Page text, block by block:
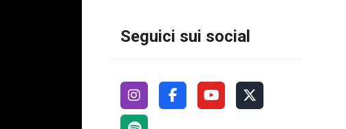
Seguici sui social